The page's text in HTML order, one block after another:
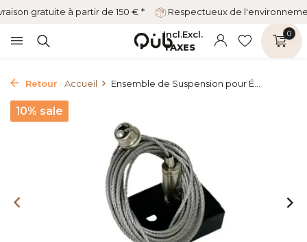
gratuite à partir de 150 € * Respectueux de
Incl.Excl.
TAXES
0
Retour Accueil Ensemble de Suspension pour É...
10% sale